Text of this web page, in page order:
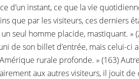
d’un instant, ce que la vie
que par les visiteurs, ces derniers
seul homme placide, mastiquant. »
de son billet d’entrée, mais celui-ci
rurale profonde. » (163)
aux autres visiteurs, il jouit